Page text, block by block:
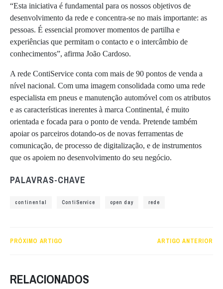
“Esta iniciativa é fundamental para os nossos objetivos de
desenvolvimento da rede e concentra-se no mais importante: as
pessoas. É essencial promover momentos de partilha e
experiências que permitam o contacto e o intercâmbio de
conhecimentos”, afirma João Cardoso.
A rede ContiService conta com mais de 90 pontos de venda a
nível nacional. Com uma imagem consolidada como uma rede
especialista em pneus e manutenção automóvel com os atributos
e as características inerentes à marca Continental, é muito
orientada e focada para o ponto de venda. Pretende também
apoiar os parceiros dotando-os de novas ferramentas de
comunicação, de processo de digitalização, e de instrumentos
que os apoiem no desenvolvimento do seu negócio.
PALAVRAS-CHAVE
continental ContiService open day rede
PRÓXIMO ARTIGO ARTIGO ANTERIOR
RELACIONADOS